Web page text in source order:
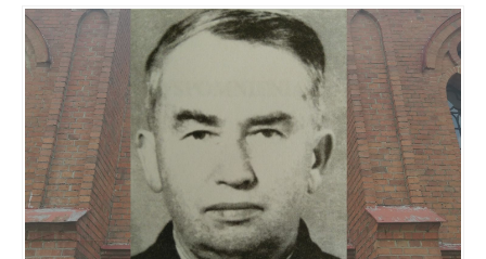
АХВЯРАВАННІ
КАНТАКТЫ